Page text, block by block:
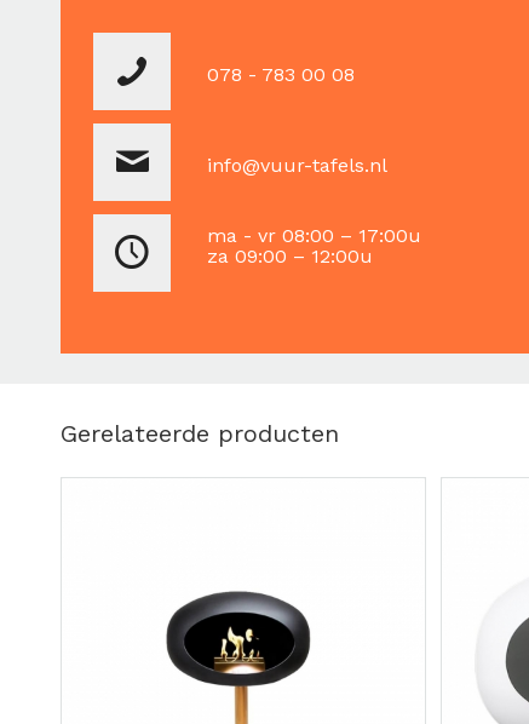
078 - 783 00 08
info@vuur-tafels.nl
ma - vr 08:00 – 17:00u
za 09:00 – 12:00u
Gerelateerde producten